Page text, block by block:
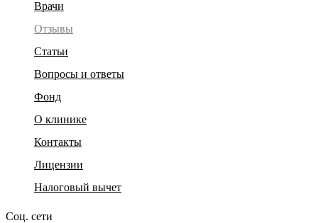
Врачи
Отзывы
Статьи
Вопросы и ответы
Фонд
О клинике
Контакты
Лицензии
Налоговый вычет
Соц. сети